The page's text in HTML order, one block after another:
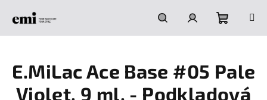
HledatPřihlášeníNákupní
košík
E.MiLac Ace Base #05 Pale
Violet, 9 ml. - Podkladová